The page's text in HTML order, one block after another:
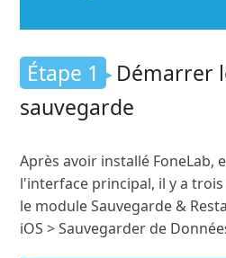
Étape 1
Démarrer
sauvegarde
Après avoir installé FoneLab,
l'interface principal, il y a
le module Sauvegarde &
iOS > Sauvegarder de